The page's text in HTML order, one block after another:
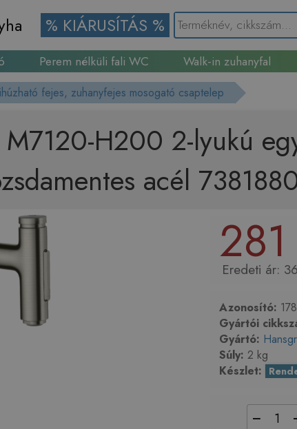
% KIÁRUSÍTÁS %
Perem nélküli fali WC Walk-in zuhanyfal
Gránit mosogató
fejes, zuhanyfejes mosogató csaptelep
H200 2-lyukú
acél
Azonosító:
Gyártói
Gyártó:
Súly: 2 kg
Készlet:
−